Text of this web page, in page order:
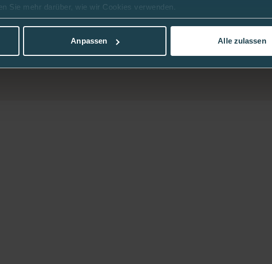
Sie mehr darüber, wie wir Cookies verwenden.
Anpassen Alle zulassen
Ihres Infusionssets.
Passend für Pumpe